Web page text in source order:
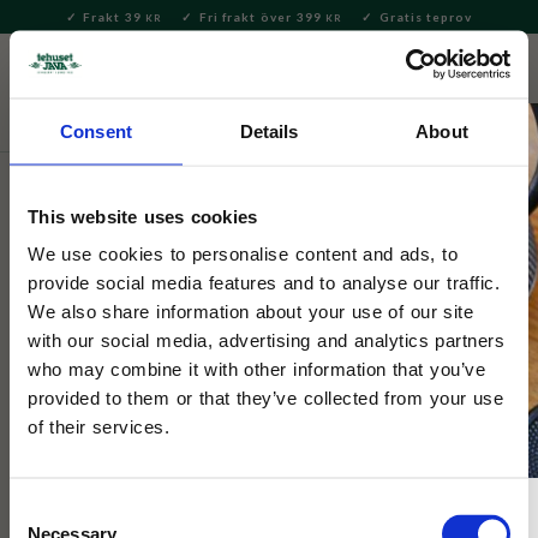
Consent Details About
This website uses cookies
We use cookies to personalise content and ads, to
provide social media features and to analyse our traffic.
We also share information about your use of our site
with our social media, advertising and analytics partners
who may combine it with other information that you’ve
provided to them or that they’ve collected from your use
of their services.
Necessary
Meny
Frakt 39 KR Fri frakt över 399 KR Gratis teprov
Servering & Dukning
Selected by Tehuset Java
Cup Joy Sand
Sandfärgad mugg i porslin.